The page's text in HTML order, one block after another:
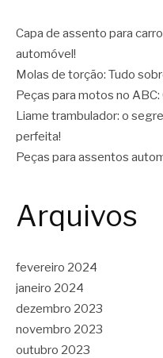
Capa de assento para
automóvel!
Molas de torção: Tudo
Peças para motos no
Liame trambulador: o
perfeita!
Peças para assentos
Arquivos
fevereiro 2024
janeiro 2024
dezembro 2023
novembro 2023
outubro 2023